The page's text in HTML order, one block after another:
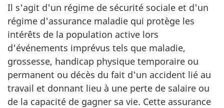
Il s'agit d'un régime de sécurité sociale et d'un
régime d'assurance maladie qui protège les
intérêts de la population active lors
d'événements imprévus tels que maladie,
grossesse, handicap physique temporaire ou
permanent ou décès du fait d'un accident lié au
travail et donnant lieu à une perte de salaire ou
de la capacité de gagner sa vie. Cette assurance